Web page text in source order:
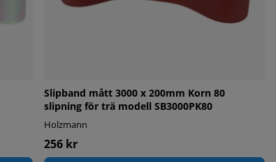
Slipband mått 3000 x 200mm Korn 80
slipning för trä modell SB3000PK80
Holzmann
256 kr